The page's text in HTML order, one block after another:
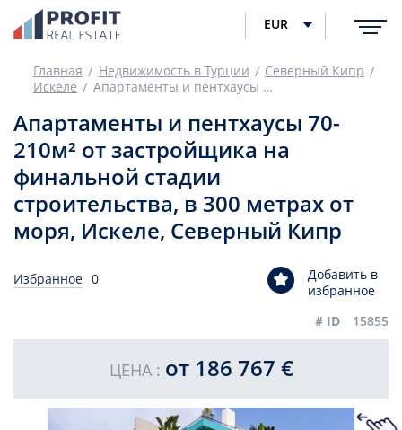
EUR
Главная Недвижимость в Турции
Северный Кипр
Искеле
Апартаменты и пентхаусы 70-210м² от застройщика на финальной стадии строительства, в 300 метрах от моря, Искеле, Северный Кипр
Апартаменты и пентхаусы 70-
210м² от застройщика на
финальной стадии
строительства, в 300 метрах от
моря, Искеле, Северный Кипр
Избранное 0
Добавить в
избранное
# ID
15855
ЦЕНА : от 186 767 €